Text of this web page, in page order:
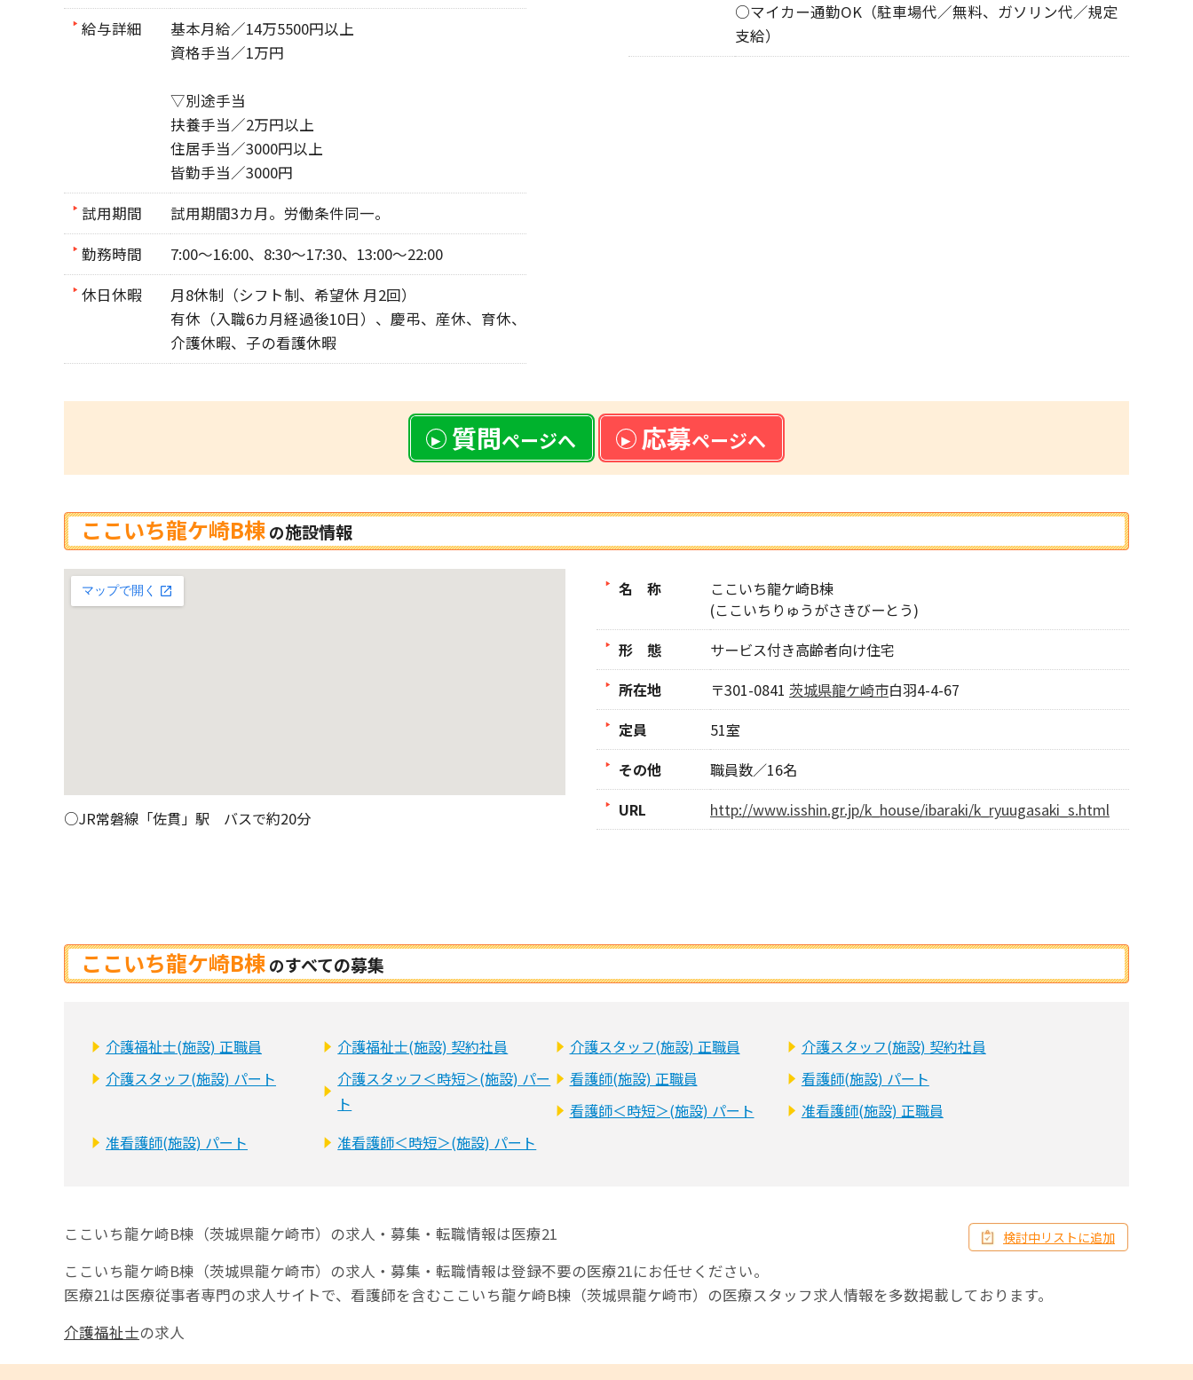
給与詳細
基本月給／14万5500円以上
資格手当／1万円
▽別途手当
扶養手当／2万円以上
住居手当／3000円以上
皆勤手当／3000円
試用期間
試用期間3カ月。労働条件同一。
勤務時間
7:00～16:00、8:30～17:30、13:00～22:00
休日休暇
月8休制（シフト制、希望休 月2回）
有休（入職6カ月経過後10日）、慶弔、産休、育休、
介護休暇、子の看護休暇
○マイカー通勤OK（駐車場代／無料、ガソリン代／規定
支給）
質問ページへ 応募ページへ
ここいち龍ケ崎B棟 の施設情報
○JR常磐線「佐貫」駅 バスで約20分
名 称
ここいち龍ケ崎B棟
(ここいちりゅうがさきびーとう)
形 態
サービス付き高齢者向け住宅
所在地
〒301-0841 茨城県龍ケ崎市白羽4-4-67
定員
51室
その他
職員数／16名
URL
http://www.isshin.gr.jp/k_house/ibaraki/k_ryuugasaki_s.html
ここいち龍ケ崎B棟 のすべての募集
介護福祉士(施設) 正職員 介護福祉士(施設) 契約社員 介護スタッフ(施設) 正職員
介護スタッフ(施設) 契約社員
介護スタッフ(施設) パート
介護スタッフ＜時短＞(施設) パー
ト
看護師(施設) 正職員
看護師(施設) パート
看護師＜時短＞(施設) パート
准看護師(施設) 正職員
准看護師(施設) パート
准看護師＜時短＞(施設) パート
検討中リストに追加
ここいち龍ケ崎B棟（茨城県龍ケ崎市）の求人・募集・転職情報は医療21
ここいち龍ケ崎B棟（茨城県龍ケ崎市）の求人・募集・転職情報は登録不要の医療21にお任せください。
医療21は医療従事者専門の求人サイトで、看護師を含むここいち龍ケ崎B棟（茨城県龍ケ崎市）の医療スタッフ求人情報を多数掲載しております。
介護福祉士の求人